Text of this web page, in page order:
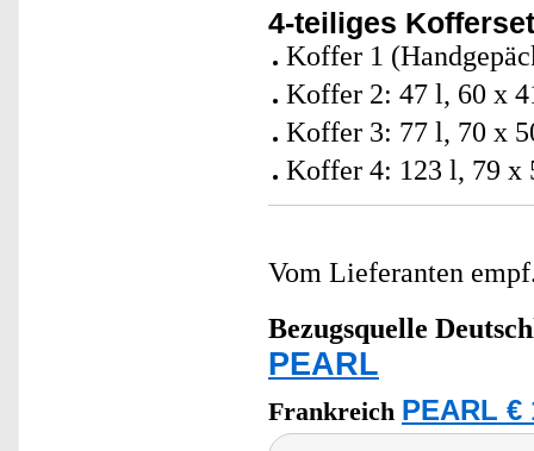
4-teiliges
Koffer 1
Koffer 2: 47 l, 60 x
Koffer 3: 77 l, 70 x
Koffer 4: 123 l, 79 x
Vom Lieferanten
Bezugsquelle
PEARL
Frankreich PEARL €